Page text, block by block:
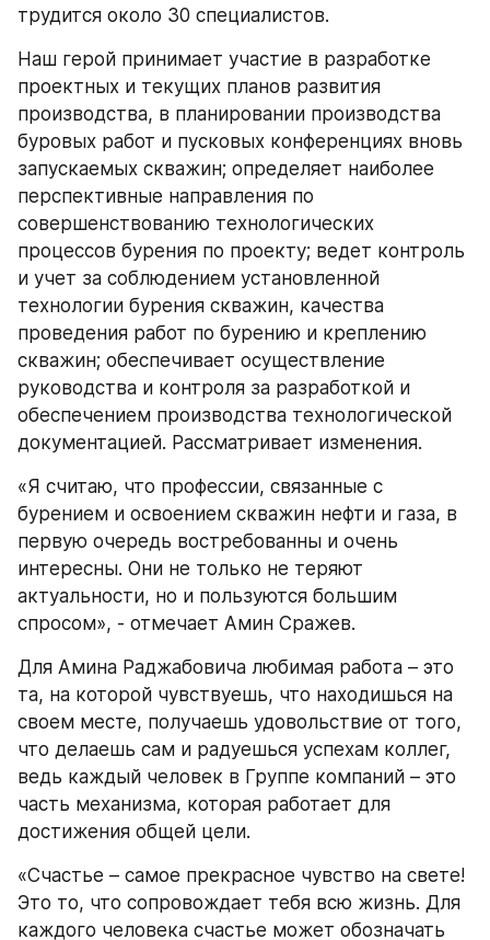
трудится около 30 специалистов.
Наш герой принимает участие в разработке
проектных и текущих планов развития
производства, в планировании производства
буровых работ и пусковых конференциях вновь
запускаемых скважин; определяет наиболее
перспективные направления по
совершенствованию технологических
процессов бурения по проекту; ведет контроль
и учет за соблюдением установленной
технологии бурения скважин, качества
проведения работ по бурению и креплению
скважин; обеспечивает осуществление
руководства и контроля за разработкой и
обеспечением производства технологической
документацией. Рассматривает изменения.
«Я считаю, что профессии, связанные с
бурением и освоением скважин нефти и газа, в
первую очередь востребованны и очень
интересны. Они не только не теряют
актуальности, но и пользуются большим
спросом», - отмечает Амин Сражев.
Для Амина Раджабовича любимая работа – это
та, на которой чувствуешь, что находишься на
своем месте, получаешь удовольствие от того,
что делаешь сам и радуешься успехам коллег,
ведь каждый человек в Группе компаний – это
часть механизма, которая работает для
достижения общей цели.
«Счастье – самое прекрасное чувство на свете!
Это то, что сопровождает тебя всю жизнь. Для
каждого человека счастье может обозначать